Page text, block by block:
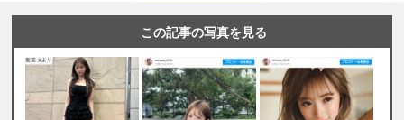
この記事の写真を見る